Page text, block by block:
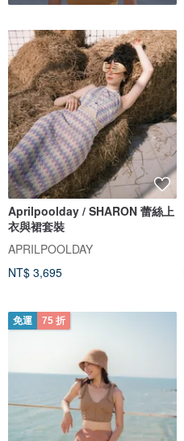
Aprilpoolday / SHARON 蕾絲上
衣與裙套裝
APRILPOOLDAY
NT$ 3,695
免運 75 折